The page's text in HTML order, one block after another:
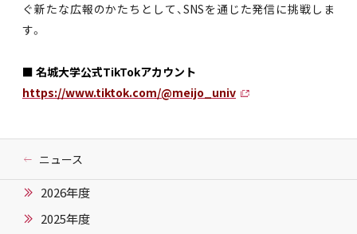
ぐ新たな広報のかたちとして、SNSを通じた発信に挑戦しま
す。
■ 名城大学公式TikTokアカウント
https://www.tiktok.com/@meijo_univ
ニュース
2026年度
2025年度